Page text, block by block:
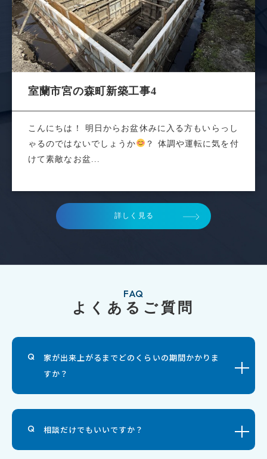
室蘭市宮の森町新築工事4
こんにちは！ 明日からお盆休みに入る方もいらっし
ゃるのではないでしょうか
？ 体調や運転に気を付
けて素敵なお盆...
詳しく見る
FAQ
よくあるご質問
家が出来上がるまでどのくらいの期間かかりま
すか？
相談だけでもいいですか？